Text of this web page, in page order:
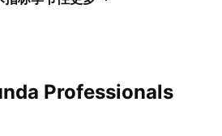
Professionals